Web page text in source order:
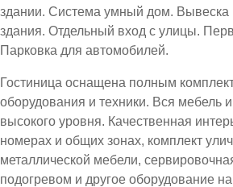
здании. Система умный дом. Вывеска
здания. Отдельный вход с улицы.
Парковка для автомобилей.
Гостиница оснащена полным
оборудования и техники. Вся мебель
высокого уровня. Качественная
номерах и общих зонах, комплект
металлической мебели,
подогревом и другое оборудование